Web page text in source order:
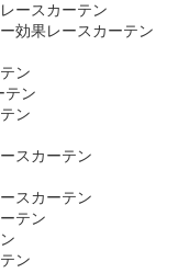
ースカーテン
効果レースカーテン
ン
テン
ン
スカーテン
スカーテン
テン
ン